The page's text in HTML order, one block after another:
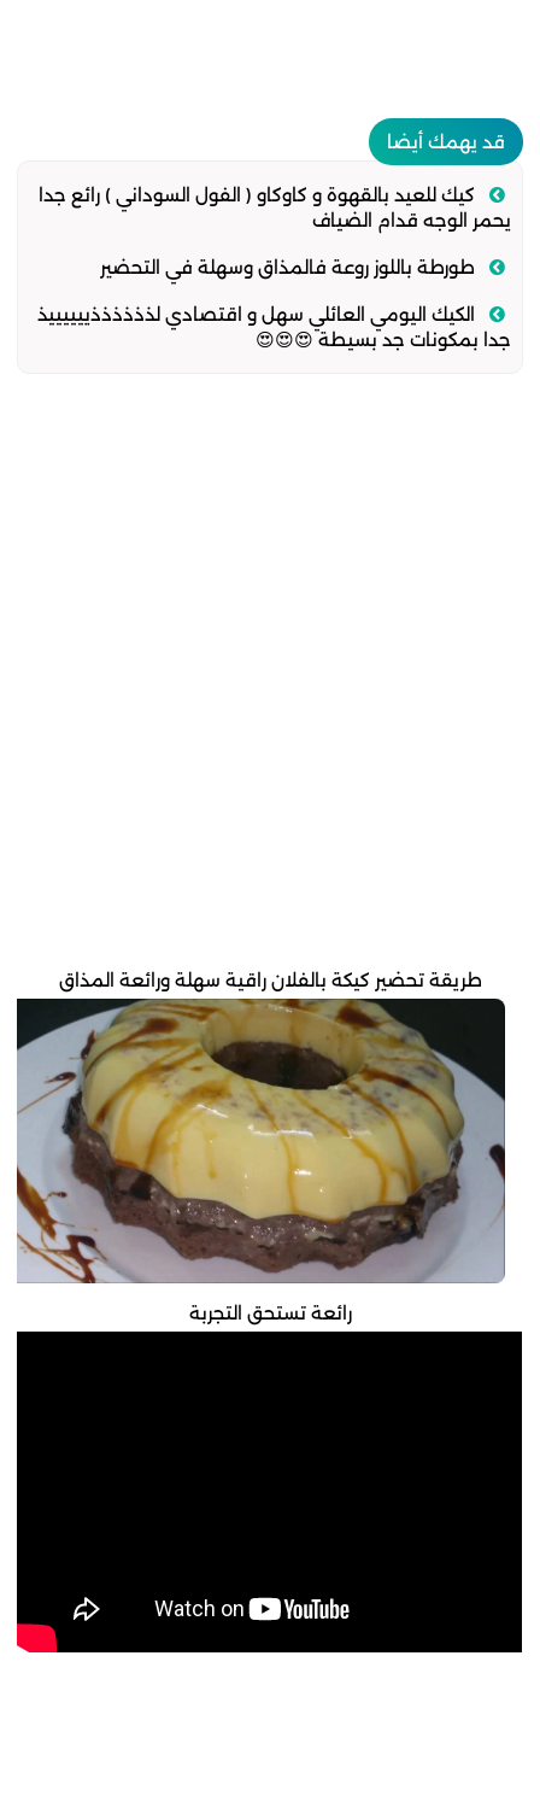
قد يهمك أيضا
كيك للعيد بالقهوة و كاوكاو ( الفول السوداني ) رائع جدا
يحمر الوجه قدام الضياف
طورطة باللوز روعة فالمذاق وسهلة في التحضير
الكيك اليومي العائلي سهل و اقتصادي لذذذذذذييييييذ
جدا بمكونات جد بسيطة 😍😍😍
طريقة تحضير كيكة بالفلان راقية سهلة ورائعة المذاق
رائعة تستحق التجربة